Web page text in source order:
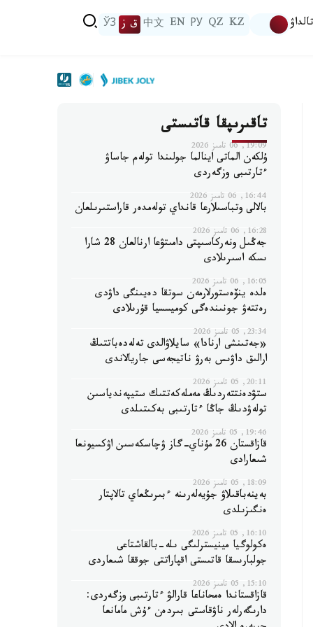
تالداۋ KZ
QZ
РУ
EN
中文 ق ز ЎЗ
تاقىرىپقا قاتىستى
19:09, 06 تامىز 2026
ۇلكەن الماتى اينالما جولىندا تولەم جاساۋ
ءتارتىبى وزگەردى
16:44, 06 تامىز 2026
بالالى وتباسىلارعا قانداي تولەمدەر قاراستىرىلعان
16:28, 06 تامىز 2026
جەڭىل ونەركاسىپتى دامىتۋعا ارنالعان 28 شارا
ىسكە اسىرىلادى
16:05, 06 تامىز 2026
ەلدە ينۆەستورلارمەن سوتقا دەيىنگى داۋدى
رەتتەۋ جونىندەگى كوميسسيا قۇرىلادى
23:34, 05 تامىز 2026
«جەتىنشى ارنادا» سايلاۋالدى تەلەدەباتتىڭ
ارالىق داۋىس بەرۋ ناتيجەسى جاريالاندى
20:11, 05 تامىز 2026
ستۋدەنتتەردىڭ مەملەكەتتىك ستيپەندياسىن
تولەۋدىڭ جاڭا ءتارتىبى بەكىتىلدى
19:46, 05 تامىز 2026
قازاقستان 26 مۇناي-گاز ۋچاسكەسىن اۋكسيونعا
شىعارادى
18:09, 05 تامىز 2026
بەينەباقىلاۋ جۇيەلەرىنە ءبىرىڭعاي تالاپتار
ەنگىزىلدى
16:10, 05 تامىز 2026
ەكولوگيا مينيسترلىگى ىلە-بالقاشتاعى
جولبارىسقا قاتىستى اقپاراتتى جوققا شىعاردى
15:10, 05 تامىز 2026
قازاقستاندا ەمحاناعا قارالۋ ءتارتىبى وزگەردى:
دارىگەرلەر ناۋقاستى بىردەن ءۇش مامانعا